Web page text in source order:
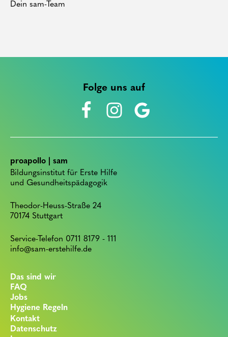
Dein sam-Team
Folge uns auf
proapollo | sam
Bildungsinstitut für Erste Hilfe
und Gesundheitspädagogik
Theodor-Heuss-Straße 24
70174 Stuttgart
Service-Telefon 0711 8179 - 111
info@sam-erstehilfe.de
Das sind wir
FAQ
Jobs
Hygiene Regeln
Kontakt
Datenschutz